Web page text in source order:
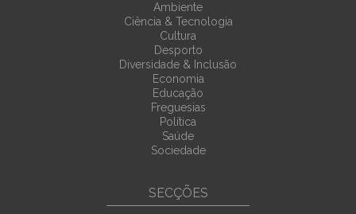
Ambiente
Ciência & Tecnologia
Cultura
Desporto
Diversidade & Inclusão
Economia
Educação
Freguesias
Política
Saúde
Sociedade
SECÇÕES